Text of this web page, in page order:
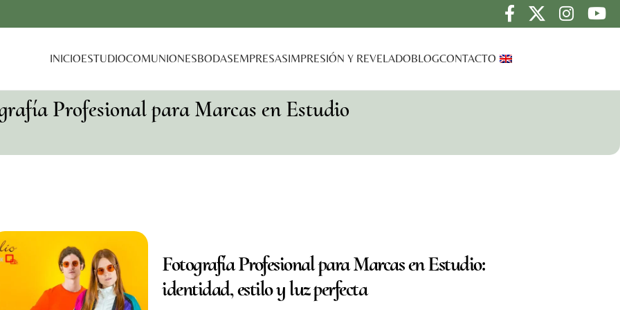
INICIOESTUDIOCOMUNIONESBODASEMPRESASIMPRESIÓN Y REVELADOBLOGCONTACTO
Profesional para Marcas en Estudio
Fotografía Profesional para Marcas en Estudio:
identidad, estilo y luz perfecta